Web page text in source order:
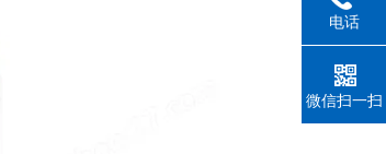
电话
微信扫一扫